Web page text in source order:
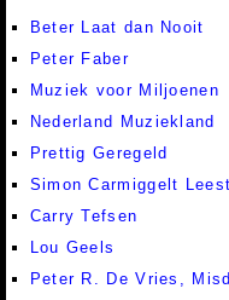
Beter Laat dan Nooit
Peter Faber
Muziek voor Miljoenen
Nederland Muziekland
Prettig Geregeld
Simon Carmiggelt
Carry Tefsen
Lou Geels
Peter R. De Vries,